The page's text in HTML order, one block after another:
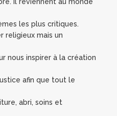
les plus critiques.
religieux mais un
nous inspirer à la création
afin que tout le
abri, soins et